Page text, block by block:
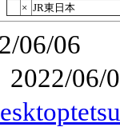
× JR東日本
06/06
06/